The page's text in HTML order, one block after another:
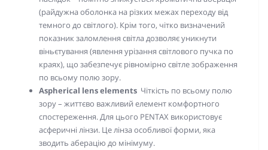
(райдужна оболонка на різких межах переходу від
темного до світлого). Крім того, чітко визначений
показник заломлення світла дозволяє уникнути
віньєтування (явлення урізання світлового пучка по
краях), що забезпечує рівномірно світле зображення
по всьому полю зору.
Aspherical lens elements Чіткість по всьому полю
зору – життєво важливий елемент комфортного
спостереження. Для цього PENTAX використовує
асферичні лінзи. Це лінза особливої форми, яка
зводить аберацію до мінімуму.